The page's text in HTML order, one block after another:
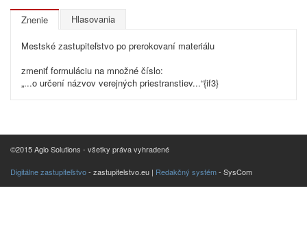
Znenie Hlasovania
Mestské zastupiteľstvo po prerokovaní materiálu
zmeniť formuláciu na množné číslo:
„...o určení názvov verejných priestranstiev...“{if3}
©2015 Aglo Solutions - všetky práva vyhradené
Digitálne zastupiteľstvo- zastupitelstvo.eu | Redakčný systém- SysCom